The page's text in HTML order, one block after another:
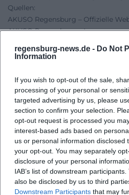
regensburg-news.de - Do Not
Information
If you wish to opt-out of the sale,
processing of your personal or
targeted advertising by us, please
section to confirm your selection.
opt-out request is processed you
interest-based ads based on
us or personal information disclosed
your opt-out. You may separately
disclosure of your personal
IAB’s list of downstream
also be disclosed by us to third
Downstream Participants that may
Quellen:
AKUSO Regensburg – Offizielle
AKUSO Regensburg – Impressum
Regensburg
AKUSO